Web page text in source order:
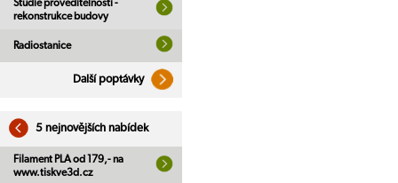
Studie proveditelnosti -
rekonstrukce budovy
Radiostanice
Další poptávky
5 nejnovějších nabídek
Filament PLA od 179,- na
www.tiskve3d.cz